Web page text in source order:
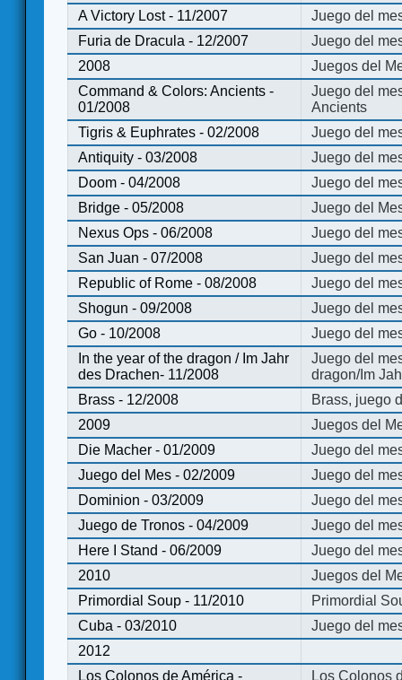
A Victory Lost - 11/2007
Juego del
Furia de Dracula - 12/2007
Juego del
2008
Juegos del
Command & Colors: Ancients -
01/2008
Juego del
Ancients
Tigris & Euphrates - 02/2008
Juego del
Antiquity - 03/2008
Juego del
Doom - 04/2008
Juego del
Bridge - 05/2008
Juego del
Nexus Ops - 06/2008
Juego del
San Juan - 07/2008
Juego del
Republic of Rome - 08/2008
Juego del
Shogun - 09/2008
Juego del
Go - 10/2008
Juego del
In the year of the dragon / Im Jahr
des Drachen- 11/2008
Juego del
dragon/Im
Brass - 12/2008
Brass, juego
2009
Juegos del
Die Macher - 01/2009
Juego del
Juego del Mes - 02/2009
Juego del
Dominion - 03/2009
Juego del
Juego de Tronos - 04/2009
Juego del
Here I Stand - 06/2009
Juego del
2010
Juegos del
Primordial Soup - 11/2010
Primordial
Cuba - 03/2010
Juego del
2012
Los Colonos de América -
Los Colonos